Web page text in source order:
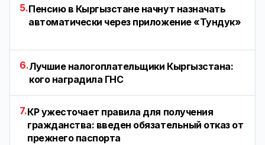
5.Пенсию в Кыргызстане начнут назначать
автоматически через приложение «Тундук»
6.Лучшие налогоплательщики Кыргызстана:
кого наградила ГНС
7.КР ужесточает правила для получения
гражданства: введен обязательный отказ от
прежнего паспорта